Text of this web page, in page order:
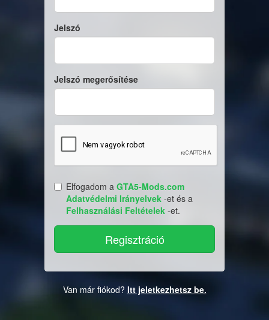
Jelszó
Jelszó megerősítése
Elfogadom a GTA5-Mods.com
Adatvédelmi Irányelvek -et és a
Felhasználási Feltételek -et.
Van már fiókod? Itt jeletkezhetsz be.